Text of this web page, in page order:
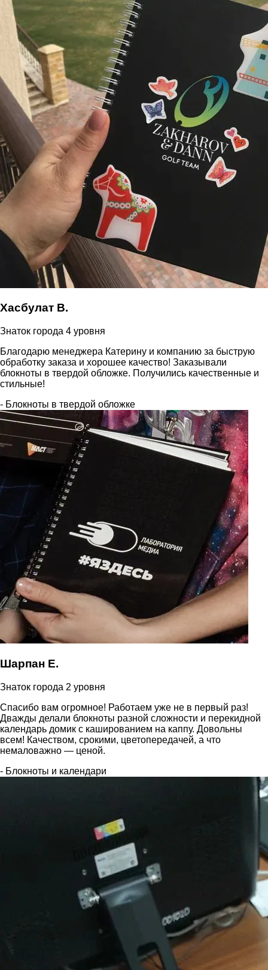
Хасбулат В.
Знаток города 4 уровня
Благодарю менеджера Катерину и компанию за быструю
обработку заказа и хорошее качество! Заказывали
блокноты в твердой обложке. Получились качественные и
стильные!
- Блокноты в твердой обложке
Шарпан Е.
Знаток города 2 уровня
Спасибо вам огромное! Работаем уже не в первый раз!
Дважды делали блокноты разной сложности и перекидной
календарь домик с кашированием на каппу. Довольны
всем! Качеством, срокими, цветопередачей, а что
немаловажно — ценой.
- Блокноты и календари